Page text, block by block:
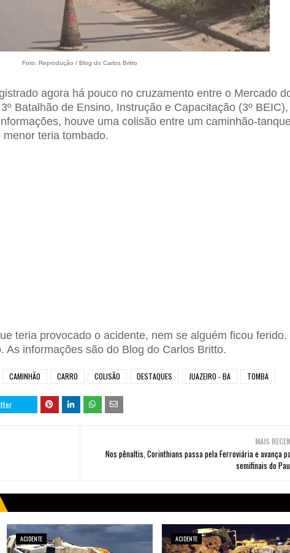
Foto: Reprodução / Blog do Carlos Britto
agora há pouco no cruzamento entre o Mercado
Batalhão de Ensino, Instrução e Capacitação (3º
houve uma colisão entre um caminhão-
teria tombado.
teria provocado o acidente, nem se alguém ficou ferido.
As informações são do Blog do Carlos Britto.
CAMINHÃO CARRO COLISÃO DESTAQUES JUAZEIRO - BA TOMBA
MAIS
Nos pênaltis, Corinthians passa pela Ferroviária e avança
semifinais do
ACIDENTE ACIDENTE